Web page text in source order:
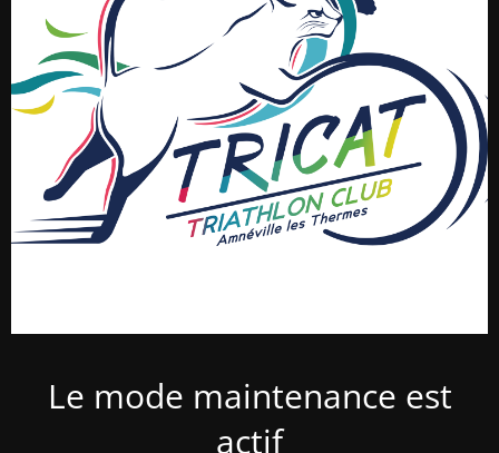
Le mode maintenance est
actif